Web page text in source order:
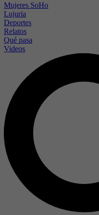
Mujeres SoHo
Lujuria
Deportes
Relatos
Qué pasa
Videos